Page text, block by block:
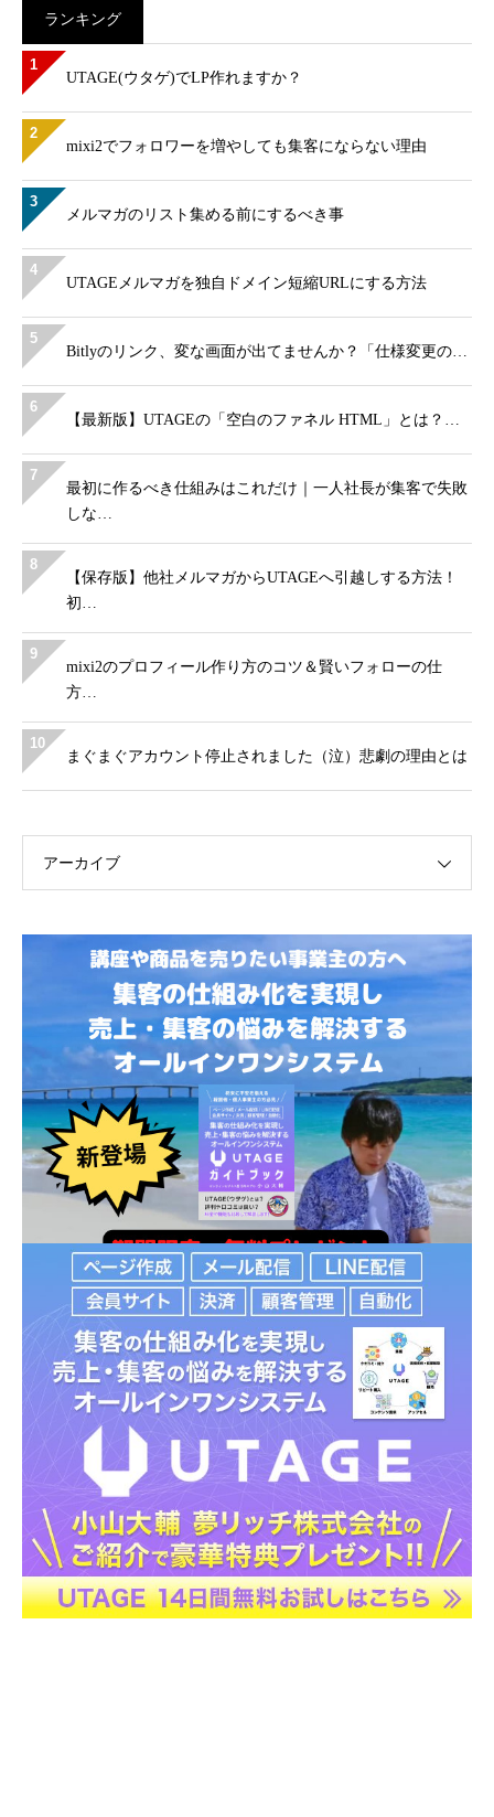
ランキング
1
UTAGE(ウタゲ)でLP作れますか？
2
mixi2でフォロワーを増やしても集客にならない理由
3
メルマガのリスト集める前にするべき事
4
UTAGEメルマガを独自ドメイン短縮URLにする方法
5
Bitlyのリンク、変な画面が出てませんか？「仕様変更の…
6
【最新版】UTAGEの「空白のファネル HTML」とは？…
7
最初に作るべき仕組みはこれだけ｜一人社長が集客で失敗
しな…
8
【保存版】他社メルマガからUTAGEへ引越しする方法！
初…
9
mixi2のプロフィール作り方のコツ＆賢いフォローの仕
方…
10
まぐまぐアカウント停止されました（泣）悲劇の理由とは
アーカイブ